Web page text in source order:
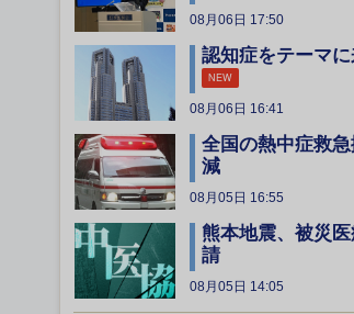
08月06日 17:50
認知症をテーマ
NEW
08月06日 16:41
全国の熱中症救
減
08月05日 16:55
熊本地震、被災
請
08月05日 14:05